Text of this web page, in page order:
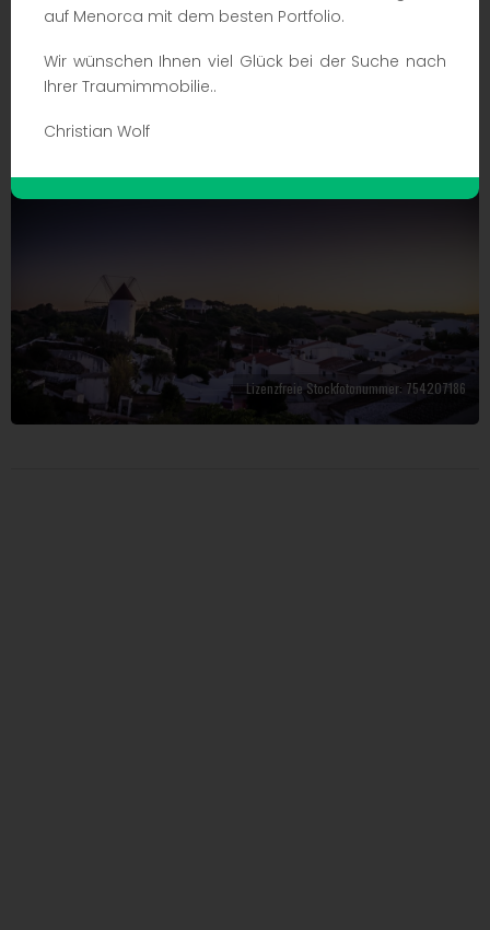
auf Menorca mit dem besten Portfolio.
Wir wünschen Ihnen viel Glück bei der Suche nach
Ihrer Traumimmobilie..
Christian Wolf
Roca - Son Parc
bitte hier !!!
Lizenzfreie Stockfotonummer: 754207186